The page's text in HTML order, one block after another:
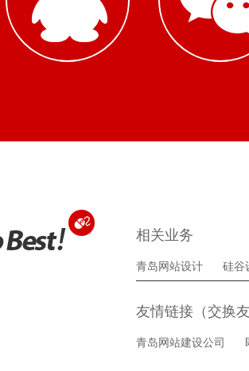
相关业务
青岛网站设计 硅谷
友情链接（交换
青岛网站建设公司